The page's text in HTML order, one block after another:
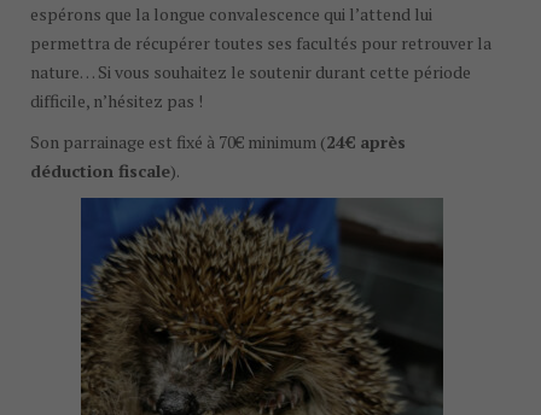
espérons que la longue convalescence qui l’attend lui
permettra de récupérer toutes ses facultés pour retrouver la
nature… Si vous souhaitez le soutenir durant cette période
difficile, n’hésitez pas !
Son parrainage est fixé à 70€ minimum (24€ après
déduction fiscale).